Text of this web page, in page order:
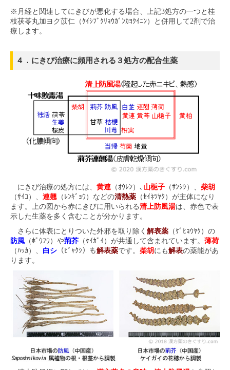
※月経と関連してにきびが悪化する場合、上記3処方の一つと桂
枝茯苓丸加ヨク苡仁（ｹｲｼﾌﾞｸﾘｮｳｶﾞﾝｶﾖｸｲﾆﾝ）と併用して2剤で治
療します。
４．にきび治療に頻用される３処方の配合生薬
にきび治療の処方には、 黄連 （ｵｳﾚﾝ）､ 山梔子 （ｻﾝｼｼ）、 柴胡
（ｻｲｺ）、 連翹 （ﾚﾝｷﾞｮｳ）などの清熱薬 （ｾｲﾈﾂﾔｸ）が主体になり
ます。上の図から赤にきびに用いられる清上防風湯は、赤色で表
示した生薬を多く含むことが分かります。
さらに体表にとりついた外邪を取り除く 解表薬 （ｹﾞﾋｮｳﾔｸ）の
防風 （ﾎﾞｳﾌｳ）や荊芥 （ｹｲｶﾞｲ）が共通して含まれています。 薄荷
（ﾊｯｶ）、 白シ （ﾋﾞｬｸｼ）も解表薬です。 柴胡 にも解表の薬能があ
ります。